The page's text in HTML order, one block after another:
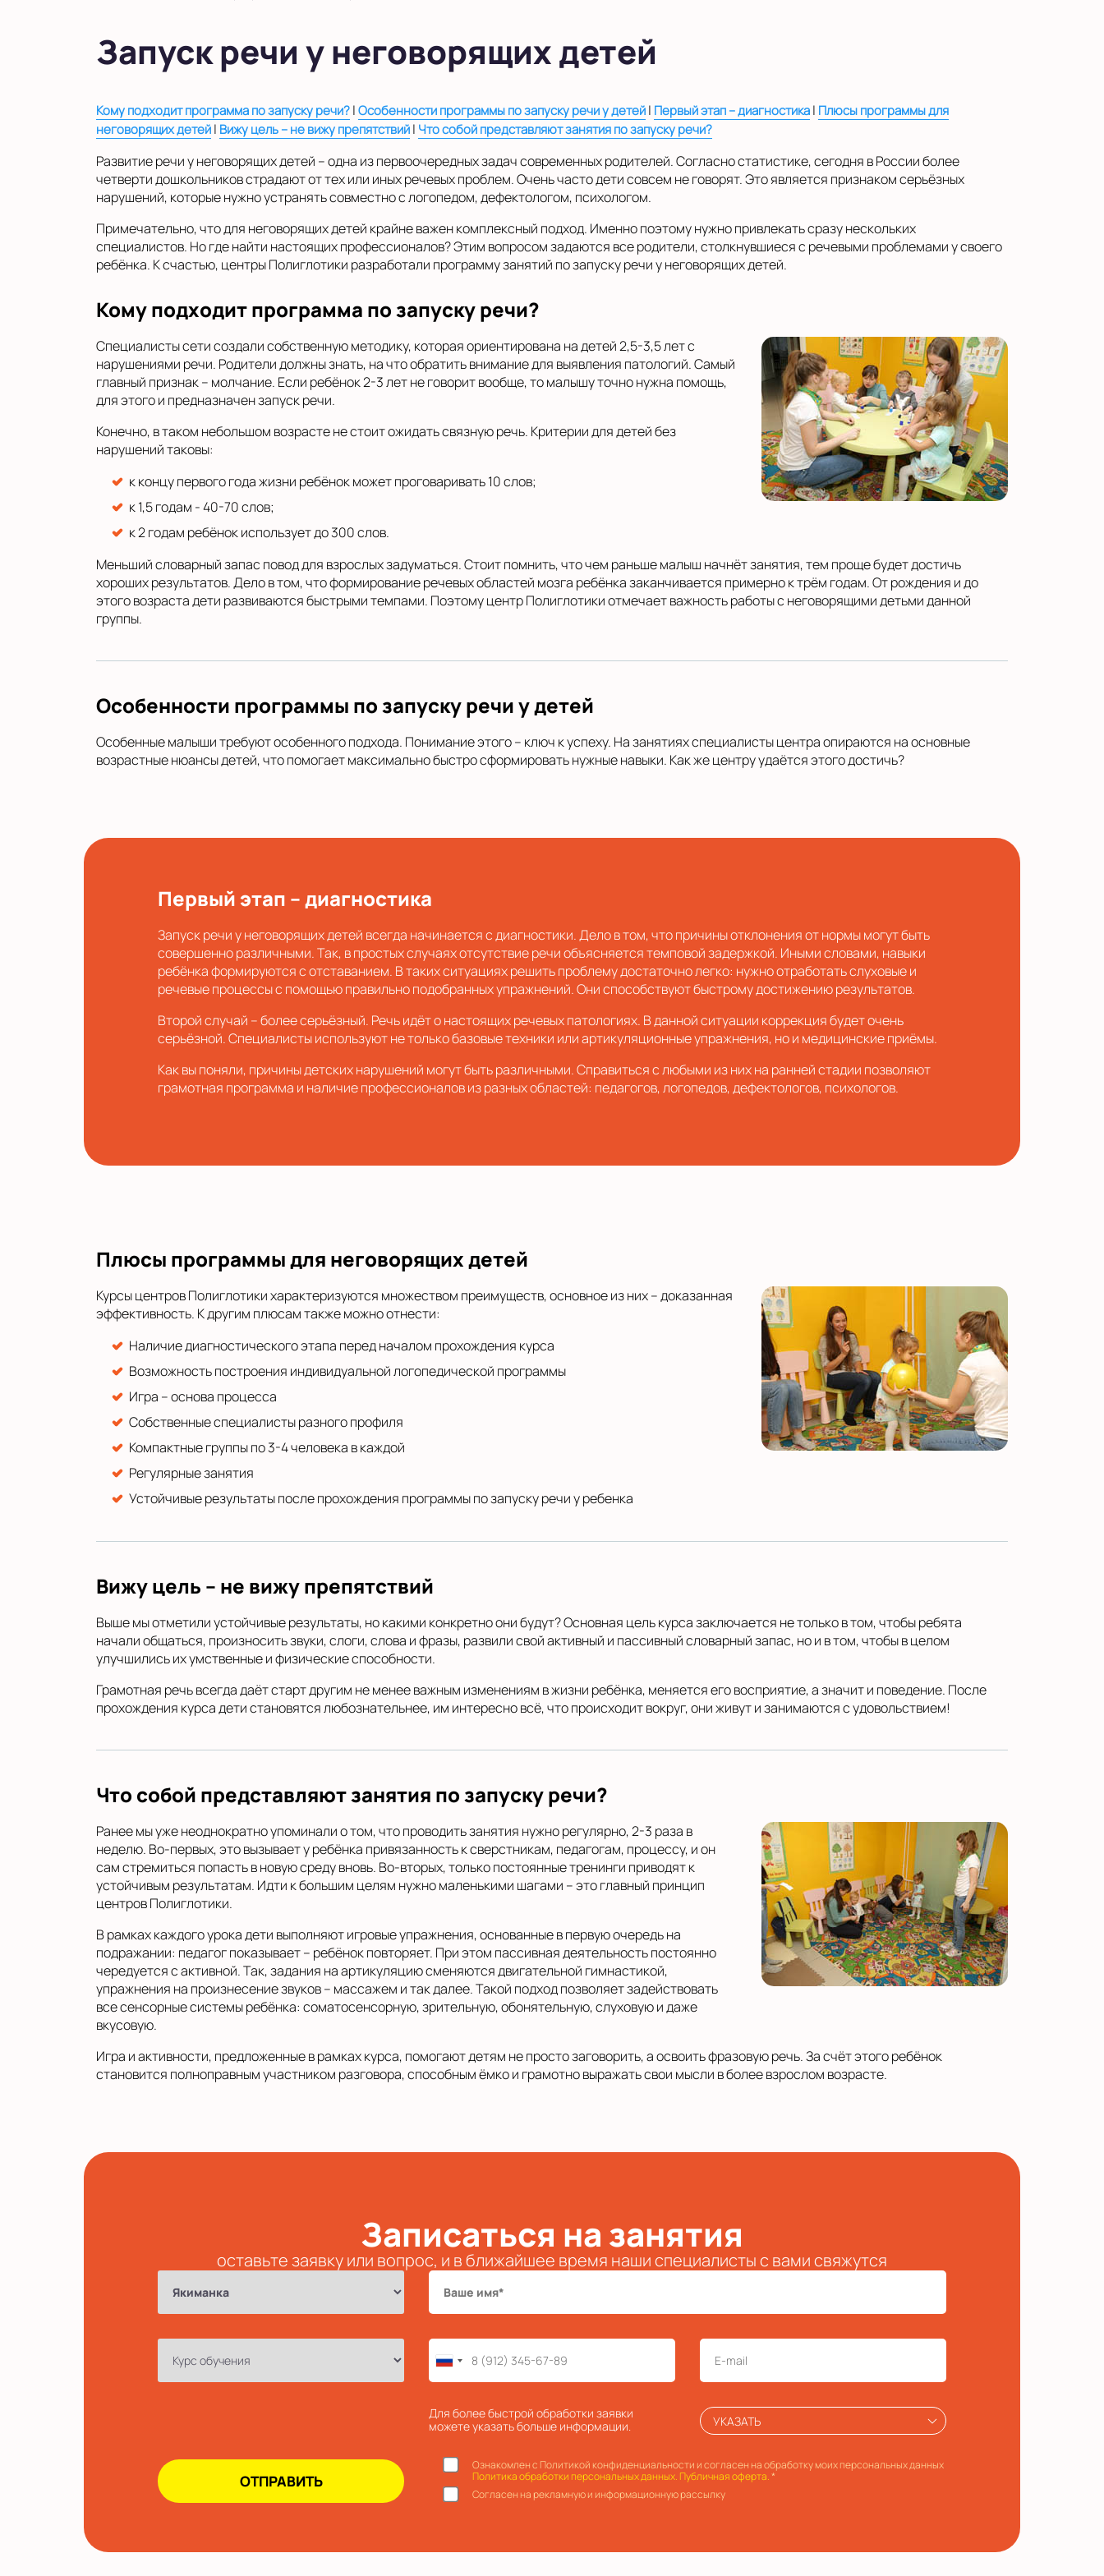
Выбрать другой город
Запуск речи у неговорящих детей
Кому подходит программа по запуску речи?|Особенности программы по запуску речи у детей| Первый этап – диагностика| Плюсы программы для
неговорящих детей| Вижу цель – не вижу препятствий| Что собой представляют занятия по запуску речи?
Развитие речи у неговорящих детей – одна из первоочередных задач современных родителей. Согласно статистике, сегодня в России более
четверти дошкольников страдают от тех или иных речевых проблем. Очень часто дети совсем не говорят. Это является признаком серьёзных
нарушений, которые нужно устранять совместно с логопедом, дефектологом, психологом.
Примечательно, что для неговорящих детей крайне важен комплексный подход. Именно поэтому нужно привлекать сразу нескольких
специалистов. Но где найти настоящих профессионалов? Этим вопросом задаются все родители, столкнувшиеся с речевыми проблемами у своего
ребёнка. К счастью, центры Полиглотики разработали программу занятий по запуску речи у неговорящих детей.
Кому подходит программа по запуску речи?
Специалисты сети создали собственную методику, которая ориентирована на детей 2,5-3,5 лет с
нарушениями речи. Родители должны знать, на что обратить внимание для выявления патологий. Самый
главный признак – молчание. Если ребёнок 2-3 лет не говорит вообще, то малышу точно нужна помощь,
для этого и предназначен запуск речи.
Конечно, в таком небольшом возрасте не стоит ожидать связную речь. Критерии для детей без
нарушений таковы:
к концу первого года жизни ребёнок может проговаривать 10 слов;
к 1,5 годам - 40-70 слов;
к 2 годам ребёнок использует до 300 слов.
Меньший словарный запас повод для взрослых задуматься. Стоит помнить, что чем раньше малыш начнёт занятия, тем проще будет достичь
хороших результатов. Дело в том, что формирование речевых областей мозга ребёнка заканчивается примерно к трём годам. От рождения и до
этого возраста дети развиваются быстрыми темпами. Поэтому центр Полиглотики отмечает важность работы с неговорящими детьми данной
группы.
Особенности программы по запуску речи у детей
Особенные малыши требуют особенного подхода. Понимание этого – ключ к успеху. На занятиях специалисты центра опираются на основные
возрастные нюансы детей, что помогает максимально быстро сформировать нужные навыки. Как же центру удаётся этого достичь?
Первый этап – диагностика
Запуск речи у неговорящих детей всегда начинается с диагностики. Дело в том, что причины отклонения от нормы могут быть
совершенно различными. Так, в простых случаях отсутствие речи объясняется темповой задержкой. Иными словами, навыки
ребёнка формируются с отставанием. В таких ситуациях решить проблему достаточно легко: нужно отработать слуховые и
речевые процессы с помощью правильно подобранных упражнений. Они способствуют быстрому достижению результатов.
Второй случай – более серьёзный. Речь идёт о настоящих речевых патологиях. В данной ситуации коррекция будет очень
серьёзной. Специалисты используют не только базовые техники или артикуляционные упражнения, но и медицинские приёмы.
Как вы поняли, причины детских нарушений могут быть различными. Справиться с любыми из них на ранней стадии позволяют
грамотная программа и наличие профессионалов из разных областей: педагогов, логопедов, дефектологов, психологов.
Плюсы программы для неговорящих детей
Курсы центров Полиглотики характеризуются множеством преимуществ, основное из них – доказанная
эффективность. К другим плюсам также можно отнести:
Наличие диагностического этапа перед началом прохождения курса
Возможность построения индивидуальной логопедической программы
Игра – основа процесса
Собственные специалисты разного профиля
Компактные группы по 3-4 человека в каждой
Регулярные занятия
Устойчивые результаты после прохождения программы по запуску речи у ребенка
Вижу цель – не вижу препятствий
Выше мы отметили устойчивые результаты, но какими конкретно они будут? Основная цель курса заключается не только в том, чтобы ребята
начали общаться, произносить звуки, слоги, слова и фразы, развили свой активный и пассивный словарный запас, но и в том, чтобы в целом
улучшились их умственные и физические способности.
Грамотная речь всегда даёт старт другим не менее важным изменениям в жизни ребёнка, меняется его восприятие, а значит и поведение. После
прохождения курса дети становятся любознательнее, им интересно всё, что происходит вокруг, они живут и занимаются с удовольствием!
Что собой представляют занятия по запуску речи?
Ранее мы уже неоднократно упоминали о том, что проводить занятия нужно регулярно, 2-3 раза в
неделю. Во-первых, это вызывает у ребёнка привязанность к сверстникам, педагогам, процессу, и он
сам стремиться попасть в новую среду вновь. Во-вторых, только постоянные тренинги приводят к
устойчивым результатам. Идти к большим целям нужно маленькими шагами – это главный принцип
центров Полиглотики.
В рамках каждого урока дети выполняют игровые упражнения, основанные в первую очередь на
подражании: педагог показывает – ребёнок повторяет. При этом пассивная деятельность постоянно
чередуется с активной. Так, задания на артикуляцию сменяются двигательной гимнастикой,
упражнения на произнесение звуков – массажем и так далее. Такой подход позволяет задействовать
все сенсорные системы ребёнка: соматосенсорную, зрительную, обонятельную, слуховую и даже
вкусовую.
Игра и активности, предложенные в рамках курса, помогают детям не просто заговорить, а освоить фразовую речь. За счёт этого ребёнок
становится полноправным участником разговора, способным ёмко и грамотно выражать свои мысли в более взрослом возрасте.
Записаться на занятия
оставьте заявку или вопрос, и в ближайшее время наши специалисты с вами свяжутся
Для более быстрой обработки заявки
можете указать больше информации.
УКАЗАТЬ
Ознакомлен с Политикой конфиденциальности и согласен на обработку моих персональных данных
Политика обработки персональных данных.Публичная оферта.*
Согласен на рекламную и информационную рассылку